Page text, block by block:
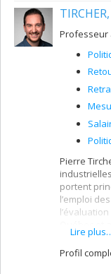
la rétention
Enfin, je
attitudes et
marché du
Professeur
Pierre
portent
l’emploi
enjeux de
retraite, en
Lire
Profil